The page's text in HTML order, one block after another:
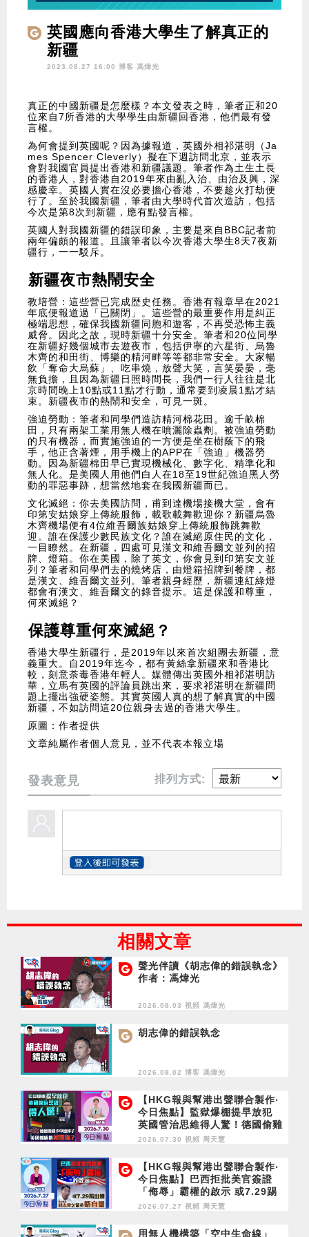
英國應向香港大學生了解真正的
新疆
2023.08.27 16:00 博客 馮煒光
真正的中國新疆是怎麼樣？本文發表之時，筆者正和20
位來自7所香港的大學學生由新疆回香港，他們最有發
言權。
為何會提到英國呢？因為據報道，英國外相祁湛明（Ja
mes Spencer Cleverly）擬在下週訪問北京，並表示
會對我國官員提出香港和新疆議題。筆者作為土生土長
的香港人，對香港自2019年來由亂入治、由治及興，深
感慶幸。英國人實在沒必要擔心香港，不要趁火打劫便
行了。至於我國新疆，筆者由大學時代首次造訪，包括
今次是第8次到新疆，應有點發言權。
英國人對我國新疆的錯誤印象，主要是來自BBC記者前
兩年偏頗的報道。且讓筆者以今次香港大學生8天7夜新
疆行，一一駁斥。
新疆夜市熱鬧安全
教培營：這些營已完成歴史任務。香港有報章早在2021
年底便報道過「已關閉」。這些營的最重要作用是糾正
極端思想，確保我國新疆同胞和遊客，不再受恐怖主義
威脅。因此之故，現時新疆十分安全。筆者和20位同學
在新疆好幾個城市去遊夜市，包括伊寧的六星街、烏魯
木齊的和田街、博樂的精河畔等等都非常安全。大家暢
飲「奪命大烏蘇」、吃串燒，放聲大笑，言笑晏晏，毫
無負擔，且因為新疆日照時間長，我們一行人往往是北
京時間晚上10點或11點才行動，通常要到凌晨1點才結
束。新疆夜市的熱鬧和安全，可見一斑。
強迫勞動：筆者和同學們造訪精河棉花田。逾千畝棉
田，只有兩架工業用無人機在噴灑除蟲劑。被強迫勞動
的只有機器，而實施強迫的一方便是坐在樹蔭下的飛
手，他正含著煙，用手機上的APP在「強迫」機器勞
動。因為新疆棉田早已實現機械化、數字化、精準化和
無人化。是美國人用他們白人在18至19世紀強迫黑人勞
動的罪惡事跡，想當然地套在我國新疆而已。
文化滅絕：你去美國訪問，甫到達機場接機大堂，會有
印第安姑娘穿上傳統服飾，載歌載舞歡迎你？新疆烏魯
木齊機場便有4位維吾爾族姑娘穿上傳統服飾跳舞歡
迎。誰在保護少數民族文化？誰在滅絕原住民的文化，
一目瞭然。在新疆，四處可見漢文和維吾爾文並列的招
牌、燈箱。你在美國，除了英文，你會見到印第安文並
列？筆者和同學們去的燒烤店，由燈箱招牌到餐牌，都
是漢文、維吾爾文並列。筆者親身經歷，新疆連紅綠燈
都會有漢文、維吾爾文的錄音提示。這是保護和尊重，
何來滅絕？
保護尊重何來滅絕？
香港大學生新疆行，是2019年以來首次組團去新疆，意
義重大。自2019年迄今，都有黃絲拿新疆來和香港比
較，刻意荼毒香港年輕人。媒體傳出英國外相祁湛明訪
華，立馬有英國的評論員跳出來，要求祁湛明在新疆問
題上擺出強硬姿態。其實英國人真的想了解真實的中國
新疆，不如訪問這20位親身去過的香港大學生。
原圖：作者提供
文章純屬作者個人意見，並不代表本報立場
發表意見 排列方式:
相關文章
聲光伴讀《胡志偉的錯誤執念》
作者：馮煒光
2026.08.03 視頻 馮煒光
胡志偉的錯誤執念
2026.08.02 博客 馮煒光
【HKG報與幫港出聲聯合製作‧
今日焦點】監獄爆棚提早放犯
英國管治思維得人驚！德國偷雞
卡中國脖子 美國都唔得就憑
2026.07.30 視頻 周天慧
【HKG報與幫港出聲聯合製作‧
今日焦點】巴西拒批美官簽證
「侮辱」霸權的啟示 或7.29踢
出境 胡志偉乞留英唔自量
2026.07.27 視頻 周天慧
用無人機構築「空中生命線」